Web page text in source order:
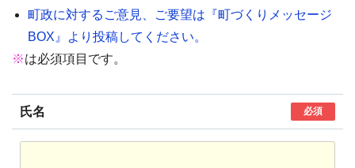
町政に対するご意見、ご要望は『町づくりメッセージ
BOX』より投稿してください。
※は必須項目です。
氏名 必須